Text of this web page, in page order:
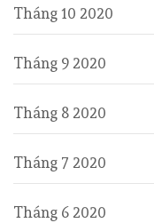
Tháng 10 2020
Tháng 9 2020
Tháng 8 2020
Tháng 7 2020
Tháng 6 2020